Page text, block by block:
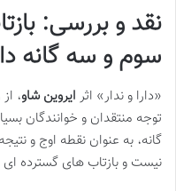
نقد و بررسی:
سوم و سه گانه
«دارا و ندار» اثر ایروین شاو،
توجه منتقدان و خوانندگان
گانه، به عنوان نقطه اوج و
نیست و بازتاب های گسترده